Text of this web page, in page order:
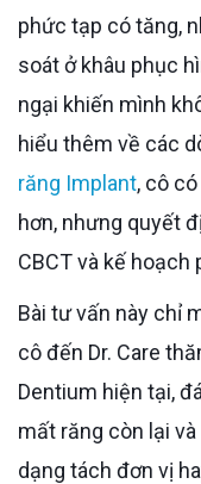
phức tạp có tăng,
soát ở khâu phục
ngại khiến mình
hiểu thêm về các
răng Implant, cô
hơn, nhưng quyết
CBCT và kế
Bài tư vấn này chỉ mang tính tham khảo. Bác sĩ mời
cô đến Dr. Care
Dentium hiện tại,
mất răng còn lại
dạng tách đơn vị